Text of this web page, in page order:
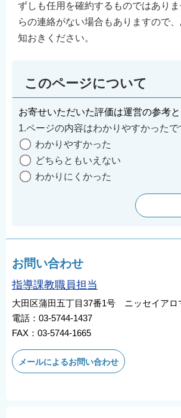
ずしも任用を確約するものではあり
らの連絡がない場合もありますので
知おきください。
このページについて
お寄せいただいた評価は運営の参考と
1.ページの内容はわかりやすかったで
わかりやすかった
どちらともいえない
わかりにくかった
お問い合わせ
指導課教職員担当
大田区蒲田五丁目37番1号 ニッセイアロ
電話：03-5744-1437
FAX：03-5744-1665
メールによるお問い合わせ